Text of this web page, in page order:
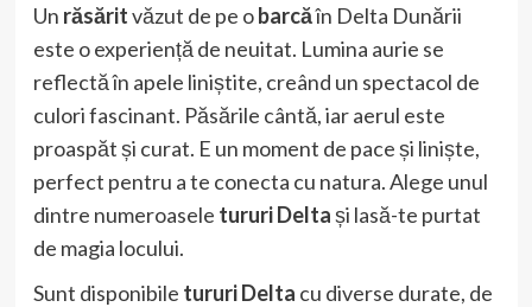
Un răsăritvăzut de pe obarcăîn Delta Dunării
este o experiență de neuitat. Lumina aurie se
reflectă în apele liniștite, creând un spectacol de
culori fascinant. Păsările cântă, iar aerul este
proaspăt și curat. E un moment de pace și liniște,
perfect pentru a te conecta cu natura. Alege unul
dintre numeroasele tururi Deltași lasă-te purtat
de magia locului.
Sunt disponibile tururi Delta cu diverse durate, de